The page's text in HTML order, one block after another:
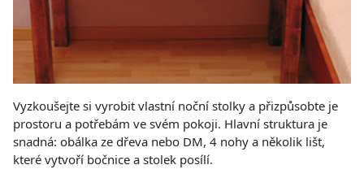
Vyzkoušejte si vyrobit vlastní noční stolky a přizpůsobte je
prostoru a potřebám ve svém pokoji. Hlavní struktura je
snadná: obálka ze dřeva nebo DM, 4 nohy a několik lišt,
které vytvoří bočnice a stolek posílí.